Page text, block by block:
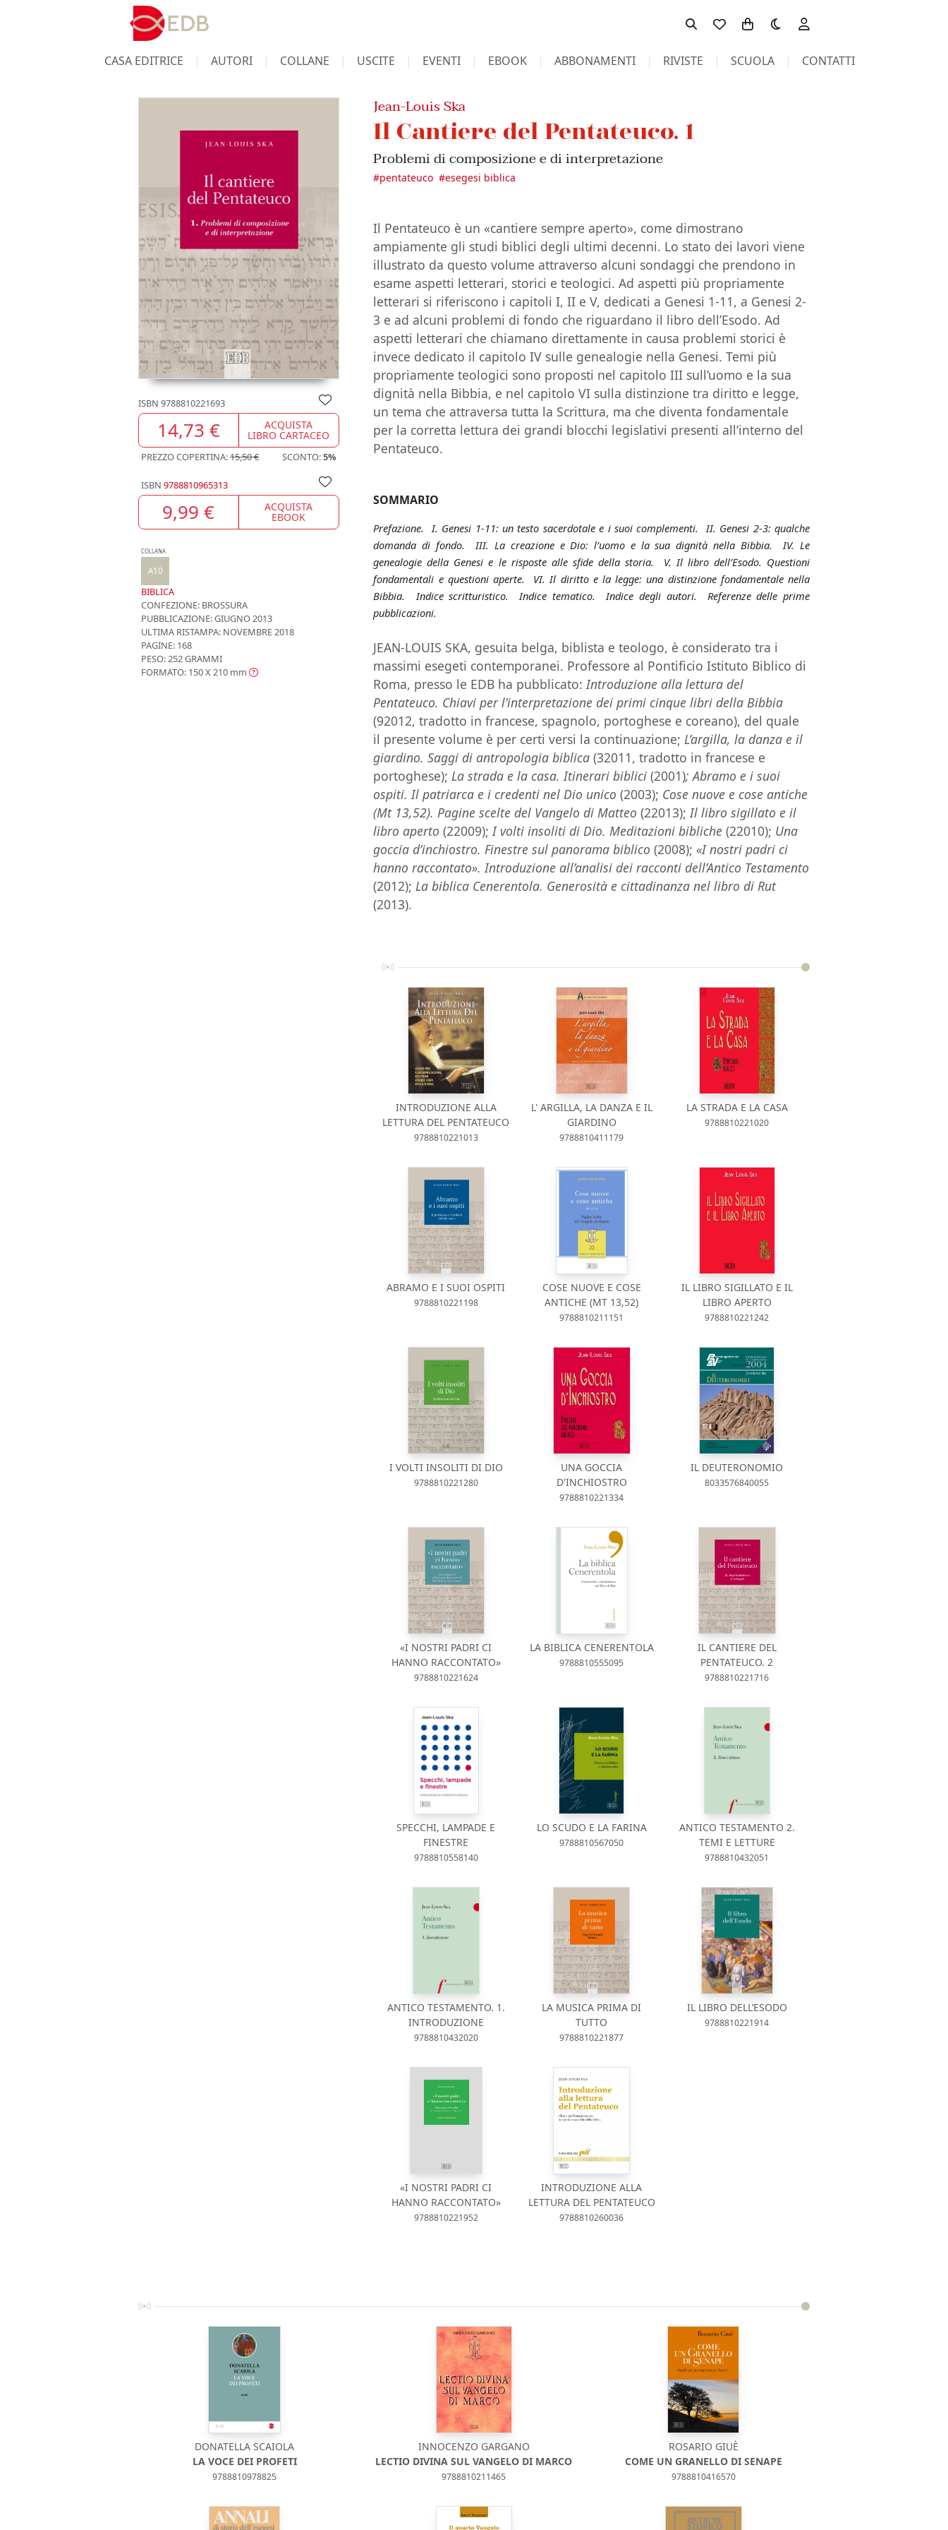
Toggle theme
CASA EDITRICE AUTORI COLLANE USCITE EVENTI EBOOK ABBONAMENTI RIVISTE SCUOLA CONTATTI
ISBN 9788810221693
14,73 € ACQUISTA
LIBRO CARTACEO
PREZZO COPERTINA:15,50 € SCONTO:5%
ISBN 9788810965313
9,99 € ACQUISTA
EBOOK
COLLANA
A10
BIBLICA
CONFEZIONE: BROSSURA
PUBBLICAZIONE:GIUGNO 2013
ULTIMA RISTAMPA: NOVEMBRE 2018
PAGINE: 168
PESO: 252 GRAMMI
FORMATO: 150 X 210 mm
Jean-Louis Ska
Il Cantiere del Pentateuco. 1
Problemi di composizione e di interpretazione
#pentateuco #esegesi biblica
Il Pentateuco è un «cantiere sempre aperto», come dimostrano
ampiamente gli studi biblici degli ultimi decenni. Lo stato dei lavori viene
illustrato da questo volume attraverso alcuni sondaggi che prendono in
esame aspetti letterari, storici e teologici. Ad aspetti più propriamente
letterari si riferiscono i capitoli I, II e V, dedicati a Genesi 1-11, a Genesi 2-
3 e ad alcuni problemi di fondo che riguardano il libro dell’Esodo. Ad
aspetti letterari che chiamano direttamente in causa problemi storici è
invece dedicato il capitolo IV sulle genealogie nella Genesi. Temi più
propriamente teologici sono proposti nel capitolo III sull’uomo e la sua
dignità nella Bibbia, e nel capitolo VI sulla distinzione tra diritto e legge,
un tema che attraversa tutta la Scrittura, ma che diventa fondamentale
per la corretta lettura dei grandi blocchi legislativi presenti all’interno del
Pentateuco.
SOMMARIO
Prefazione. I. Genesi 1-11: un testo sacerdotale e i suoi complementi. II. Genesi 2‑3: qualche
domanda di fondo. III. La creazione e Dio: l’uomo e la sua dignità nella Bibbia. IV. Le
genealogie della Genesi e le risposte alle sfide della storia. V. Il libro dell’Esodo. Questioni
fondamentali e questioni aperte. VI. Il diritto e la legge: una distinzione fondamentale nella
Bibbia. Indice scritturistico. Indice tematico. Indice degli autori. Referenze delle prime
pubblicazioni.
JEAN-LOUIS SKA, gesuita belga, biblista e teologo, è considerato tra i
massimi esegeti contemporanei. Professore al Pontificio Istituto Biblico di
Roma, presso le EDB ha pubblicato:Introduzione alla lettura del
Pentateuco. Chiavi per l’interpretazione dei primi cinque libri della Bibbia
(92012, tradotto in francese, spagnolo, portoghese e coreano), del quale
il presente volume è per certi versi la continuazione;L’argilla, la danza e il
giardino. Saggi di antropologia biblica(32011, tradotto in francese e
portoghese); La strada e la casa. Itinerari biblici(2001); Abramo e i suoi
ospiti. Il patriarca e i credenti nel Dio unico(2003); Cose nuove e cose antiche
(Mt 13,52). Pagine scelte del Vangelo di Matteo(22013);Il libro sigillato e il
libro aperto(22009);I volti insoliti di Dio. Meditazioni bibliche(22010); Una
goccia d’inchiostro. Finestre sul panorama biblico (2008); «I nostri padri ci
hanno raccontato». Introduzione all’analisi dei racconti dell’Antico Testamento
(2012);La biblica Cenerentola. Generosità e cittadinanza nel libro di Rut
(2013).
INTRODUZIONE ALLA
LETTURA DEL PENTATEUCO
9788810221013
L' ARGILLA, LA DANZA E IL
GIARDINO
9788810411179
LA STRADA E LA CASA
9788810221020
ABRAMO E I SUOI OSPITI
9788810221198
COSE NUOVE E COSE
ANTICHE (MT 13,52)
9788810211151
IL LIBRO SIGILLATO E IL
LIBRO APERTO
9788810221242
I VOLTI INSOLITI DI DIO
9788810221280
UNA GOCCIA
D'INCHIOSTRO
9788810221334
IL DEUTERONOMIO
8033576840055
«I NOSTRI PADRI CI
HANNO RACCONTATO»
9788810221624
LA BIBLICA CENERENTOLA
9788810555095
IL CANTIERE DEL
PENTATEUCO. 2
9788810221716
SPECCHI, LAMPADE E
FINESTRE
9788810558140
LO SCUDO E LA FARINA
9788810567050
ANTICO TESTAMENTO 2.
TEMI E LETTURE
9788810432051
ANTICO TESTAMENTO. 1.
INTRODUZIONE
9788810432020
LA MUSICA PRIMA DI
TUTTO
9788810221877
IL LIBRO DELL’ESODO
9788810221914
«I NOSTRI PADRI CI
HANNO RACCONTATO»
9788810221952
INTRODUZIONE ALLA
LETTURA DEL PENTATEUCO
9788810260036
DONATELLA SCAIOLA
LA VOCE DEI PROFETI
9788810978825
INNOCENZO GARGANO
LECTIO DIVINA SUL VANGELO DI MARCO
9788810211465
ROSARIO GIUÈ
COME UN GRANELLO DI SENAPE
9788810416570